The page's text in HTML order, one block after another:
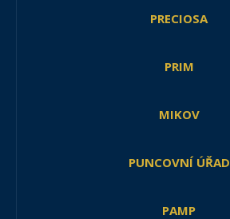
PRECIOSA
PRIM
MIKOV
PUNCOVNÍ ÚŘAD
PAMP